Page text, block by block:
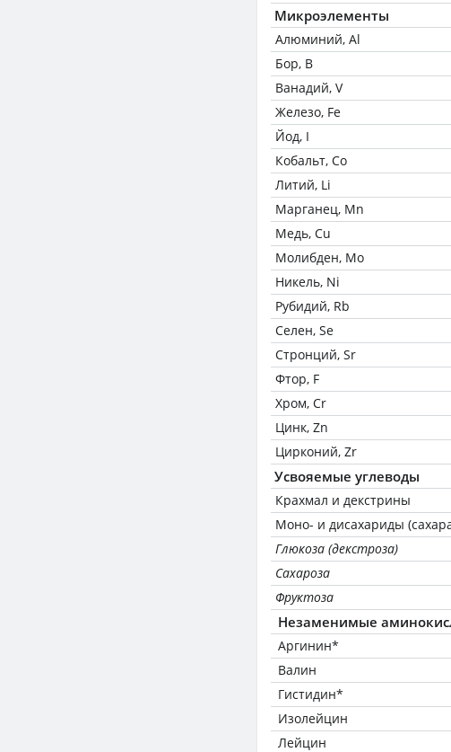
Микроэлементы
Алюминий, Al
Бор, B
Ванадий, V
Железо, Fe
Йод, I
Кобальт, Co
Литий, Li
Марганец, Mn
Медь, Cu
Молибден, Mo
Никель, Ni
Рубидий, Rb
Селен, Se
Стронций, Sr
Фтор, F
Хром, Cr
Цинк, Zn
Цирконий, Zr
Усвояемые углеводы
Крахмал и декстрины
Моно- и дисахариды
Глюкоза (декстроза)
Сахароза
Фруктоза
Незаменимые
Аргинин*
Валин
Гистидин*
Изолейцин
Лейцин